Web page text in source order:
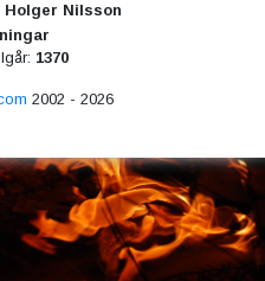
Holger Nilsson
1370
2002 - 2026